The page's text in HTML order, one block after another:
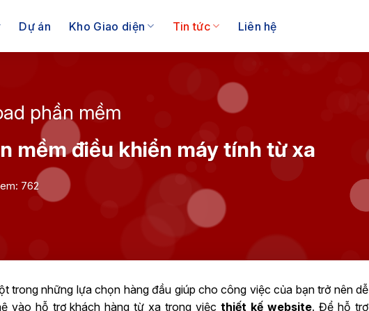
Dự án Kho Giao diện Tin tức Liên hệ
phần mềm
mềm điều khiển máy tính từ xa
762
trong những lựa chọn hàng đầu giúp cho công việc của bạn trở nên dễ
vào hỗ trợ khách hàng từ xa trong việcthiết kế website. Để hỗ trợ